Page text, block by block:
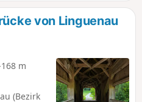
von Linguenau
m
(Bezirk